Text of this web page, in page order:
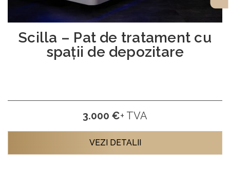
Scilla – Pat de tratament cu
spații de depozitare
3.000 €+ TVA
VEZI DETALII